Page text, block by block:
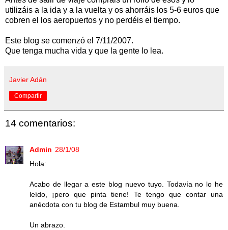
utilizáis a la ida y a la vuelta y os ahorráis los 5-6 euros que
cobren el los aeropuertos y no perdéis el tiempo.
Este blog se comenzó el 7/11/2007.
Que tenga mucha vida y que la gente lo lea.
Javier Adán
Compartir
14 comentarios:
Admin 28/1/08
Hola:
Acabo de llegar a este blog nuevo tuyo. Todavía no lo he
leído, ¡pero que pinta tiene! Te tengo que contar una
anécdota con tu blog de Estambul muy buena.
Un abrazo.